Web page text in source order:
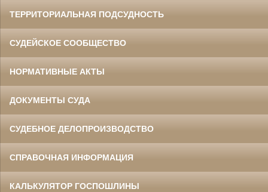
ТЕРРИТОРИАЛЬНАЯ ПОДСУДНОСТЬ
СУДЕЙСКОЕ СООБЩЕСТВО
НОРМАТИВНЫЕ АКТЫ
ДОКУМЕНТЫ СУДА
СУДЕБНОЕ ДЕЛОПРОИЗВОДСТВО
СПРАВОЧНАЯ ИНФОРМАЦИЯ
КАЛЬКУЛЯТОР ГОСПОШЛИНЫ